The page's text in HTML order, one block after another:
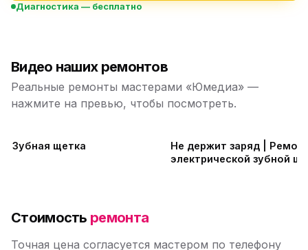
Диагностика — бесплатно
Видео наших ремонтов
Реальные ремонты мастерами «Юмедиа» —
нажмите на превью, чтобы посмотреть.
Зубная щетка
Не держит заряд |
электрической зубной
Стоимость ремонта
Точная цена согласуется мастером по телефону